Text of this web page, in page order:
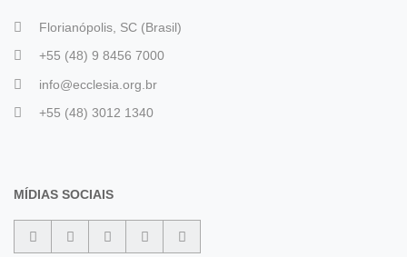
Florianópolis, SC (Brasil)
+55 (48) 9 8456 7000
info@ecclesia.org.br
+55 (48) 3012 1340
MÍDIAS SOCIAIS